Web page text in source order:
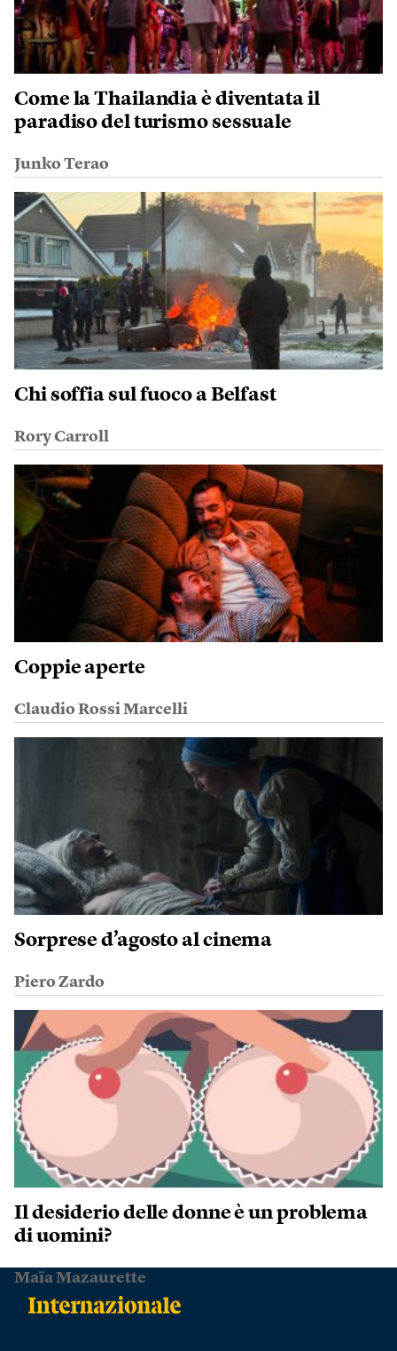
Come la Thailandia è diventata il
paradiso del turismo sessuale
Junko Terao
Chi soffia sul fuoco a Belfast
Rory Carroll
Coppie aperte
Claudio Rossi Marcelli
Sorprese d’agosto al cinema
Piero Zardo
Il desiderio delle donne è un problema
di uomini?
Maïa Mazaurette